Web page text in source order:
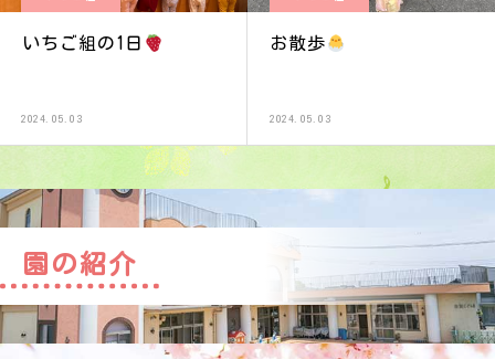
いちご組の1日
2024.05.03
お散歩
2024.05.03
園の紹介